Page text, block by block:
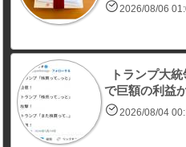
2026/08/06
トランプ大
で巨額の利益
2026/08/04